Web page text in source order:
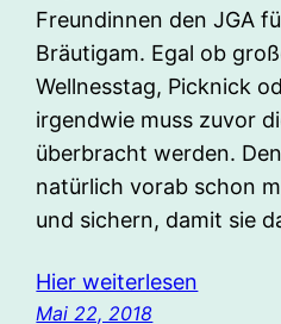
Freundinnen den JGA
Bräutigam. Egal ob
Wellnesstag, Picknick
irgendwie muss zuvor
überbracht werden.
natürlich vorab schon
und sichern, damit sie
Hier weiterlesen
Mai 22, 2018